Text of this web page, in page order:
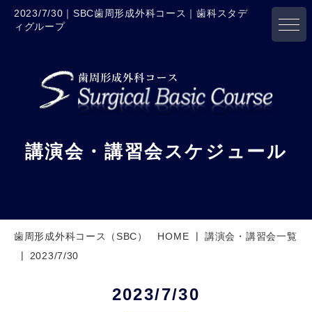
2023/7/30｜SBC歯周形成外科コース｜歯科スタデ
ィグループ
講演会・講習会スケジュール
歯周形成外科コース（SBC） HOME
講演会・講習会一覧
2023/7/30
2023/7/30